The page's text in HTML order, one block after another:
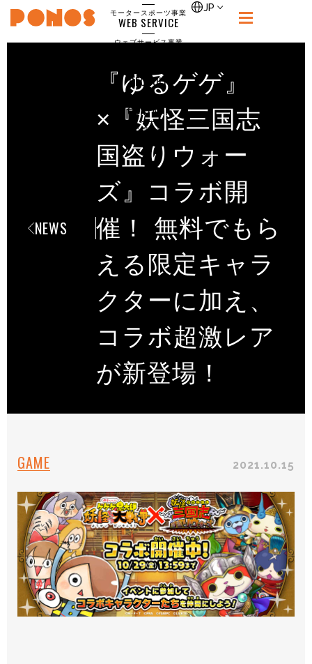
PONOS
モータースポーツ事業
WEB SERVICE
ウェブサービス事業
RECRUIT
CONTACT
お問合せ
JP
NEWS
『ゆるゲゲ』
×『妖怪三国志
国盗りウォー
ズ』コラボ開
催！ 無料でもら
える限定キャラ
クターに加え、
コラボ超激レア
が新登場！
GAME 2021.10.15